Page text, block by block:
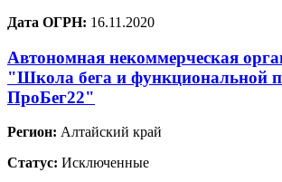
Дата ОГРН: 16.11.2020
Автономная некоммерческая
"Школа бега и функциональной
ПроБег22"
Регион: Алтайский край
Статус: Исключенные